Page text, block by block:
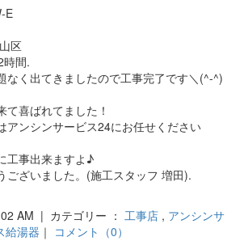
E
区
時間.
なく出てきましたので工事完了です＼(^-^)
て喜ばれてました！
アンシンサービス24にお任せください
工事出来ますよ♪
ございました。(施工スタッフ 増田).
AM | カテゴリー ： 工事店 , アンシンサ
給湯器 ｜ コメント（0）